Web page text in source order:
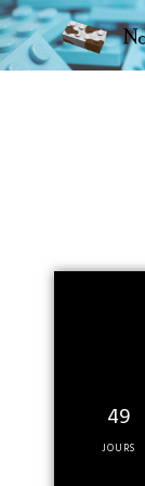
49
JOURS